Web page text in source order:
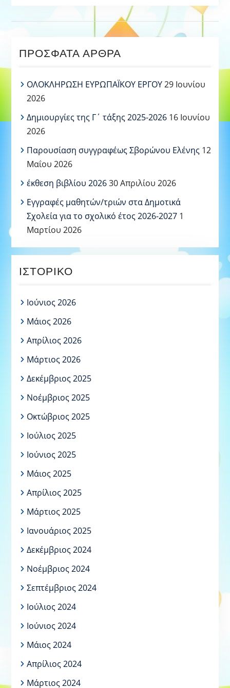
ΠΡΌΣΦΑΤΑ ΆΡΘΡΑ
ΟΛΟΚΛΗΡΩΣΗ ΕΥΡΩΠΑΪΚΟΥ ΕΡΓΟΥ29 Ιουνίου
2026
Δημιουργίες της Γ΄ τάξης 2025-2026 16 Ιουνίου
2026
Παρουσίαση συγγραφέως Σβορώνου Ελένης 12
Μαΐου 2026
έκθεση βιβλίου 202630 Απριλίου 2026
Εγγραφές μαθητών/τριών στα Δημοτικά
Σχολεία για το σχολικό έτος 2026-2027 1
Μαρτίου 2026
ΙΣΤΟΡΙΚΌ
Ιούνιος 2026
Μάιος 2026
Απρίλιος 2026
Μάρτιος 2026
Δεκέμβριος 2025
Νοέμβριος 2025
Οκτώβριος 2025
Ιούλιος 2025
Ιούνιος 2025
Μάιος 2025
Απρίλιος 2025
Μάρτιος 2025
Ιανουάριος 2025
Δεκέμβριος 2024
Νοέμβριος 2024
Σεπτέμβριος 2024
Ιούλιος 2024
Ιούνιος 2024
Μάιος 2024
Απρίλιος 2024
Μάρτιος 2024